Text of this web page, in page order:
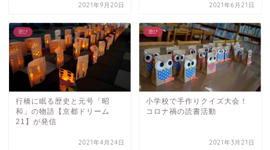
2021年9月20日 2021年6月21日
遊び
行橋に眠る歴史と元号「昭
和」の物語【京都ドリーム
21】が発信
2021年4月24日
遊び
小学校で手作りクイズ大会！
コロナ禍の読書活動
2021年3月21日